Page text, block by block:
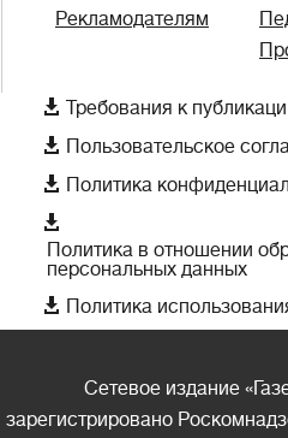
Рекламодателям
 Требования к
 Пользовательское
 Политика

Политика в отношении
персональных данных
 Политика
Сетевое издание
зарегистрировано